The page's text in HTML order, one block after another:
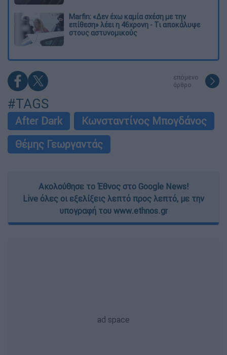
Marfin: «Δεν έχω καμία σχέση με την
επίθεση» λέει η 46χρονη - Τι αποκάλυψε
στους αστυνομικούς
επόμενο
άρθρο
#TAGS
After Dark
Κωνσταντίνος Μπογδάνος
Θέμης Γεωργαντάς
Ακολούθησε το Έθνος στο Google News!
Live όλες οι εξελίξεις λεπτό προς λεπτό, με την
υπογραφή του www.ethnos.gr